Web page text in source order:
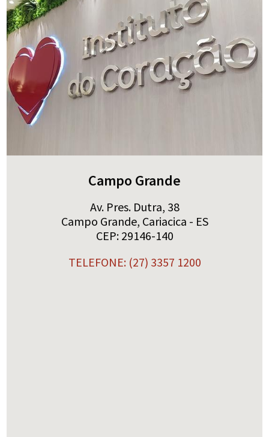
Campo Grande
Av. Pres. Dutra, 38
Campo Grande, Cariacica - ES
CEP: 29146-140
TELEFONE: (27) 3357 1200